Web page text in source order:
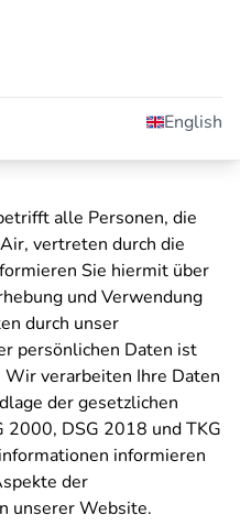
English
alle Personen, die
vertreten durch die
Sie hiermit über
und Verwendung
durch unser
persönlichen Daten ist
verarbeiten Ihre Daten
der gesetzlichen
2000, DSG 2018 und TKG
informieren
der
unserer Website.